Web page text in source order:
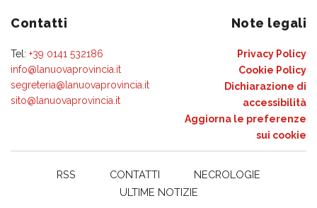
Contatti
Tel: +39 0141 532186
info@lanuovaprovincia.it
segreteria@lanuovaprovincia.it
sito@lanuovaprovincia.it
Note legali
Privacy Policy
Cookie Policy
Dichiarazione di
accessibilità
Aggiorna le preferenze
sui cookie
RSS CONTATTI
NECROLOGIE
ULTIME NOTIZIE